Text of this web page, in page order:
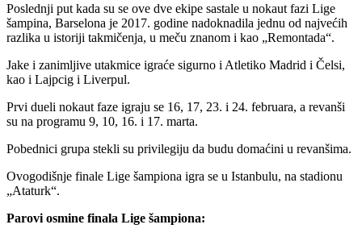
Poslednji put kada su se ove dve ekipe sastale u nokaut fazi Lige
šampina, Barselona je 2017. godine nadoknadila jednu od najvećih
razlika u istoriji takmičenja, u meču znanom i kao „Remontada“.
Jake i zanimljive utakmice igraće sigurno i Atletiko Madrid i Čelsi,
kao i Lajpcig i Liverpul.
Prvi dueli nokaut faze igraju se 16, 17, 23. i 24. februara, a revanši
su na programu 9, 10, 16. i 17. marta.
Pobednici grupa stekli su privilegiju da budu domaćini u revanšima.
Ovogodišnje finale Lige šampiona igra se u Istanbulu, na stadionu
„Ataturk“.
Parovi osmine finala Lige šampiona: